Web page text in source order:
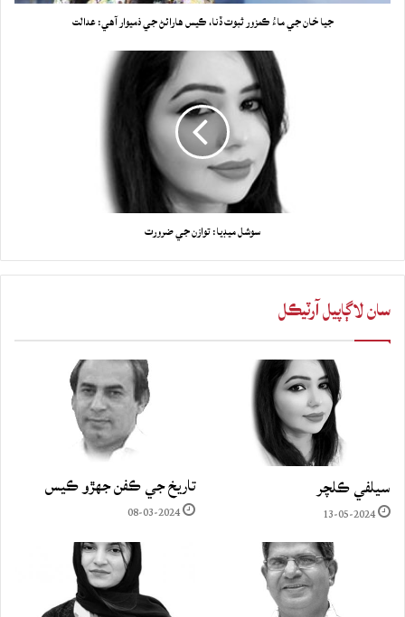
جيا خان جي ماءُ ڪمزور ثبوت ڏنا، ڪيس هارائڻ جي ذميوار آهي: عدالت
سوشل ميڊيا: توازن جي ضرورت
سان لاڳاپيل آرٽيڪل
سيلفي ڪلچر
13-05-2024
تاريخ جي ڪفن جھڙو ڪيس
08-03-2024